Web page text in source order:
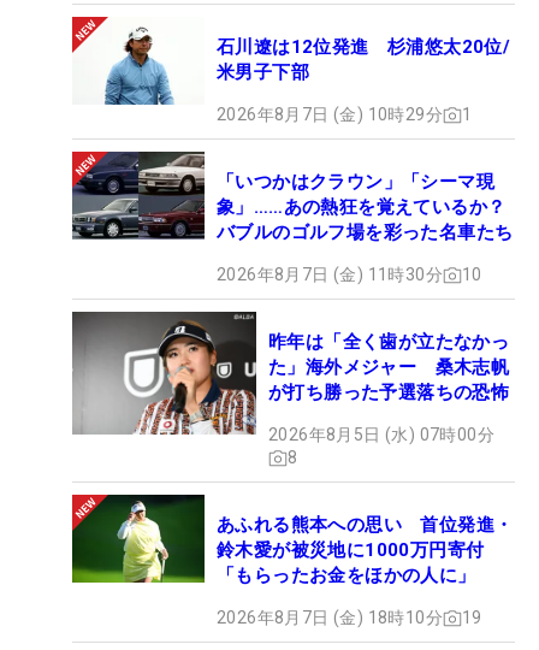
石川遼は12位発進 杉浦悠太20位/
米男子下部
2026年8月7日 (金) 10時29分 1
「いつかはクラウン」「シーマ現
象」……あの熱狂を覚えているか？
バブルのゴルフ場を彩った名車たち
2026年8月7日 (金) 11時30分 10
昨年は「全く歯が立たなかっ
た」海外メジャー 桑木志帆
が打ち勝った予選落ちの恐怖
2026年8月5日 (水) 07時00分
8
あふれる熊本への思い 首位発進・
鈴木愛が被災地に1000万円寄付
「もらったお金をほかの人に」
2026年8月7日 (金) 18時10分 19